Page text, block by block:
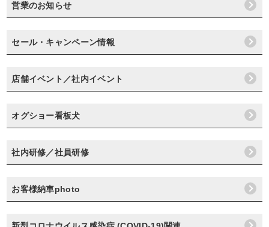
営業のお知らせ
セール・キャンペーン情報
店舗イベント／社内イベント
オグショー看板犬
社内研修／社員研修
お客様納車photo